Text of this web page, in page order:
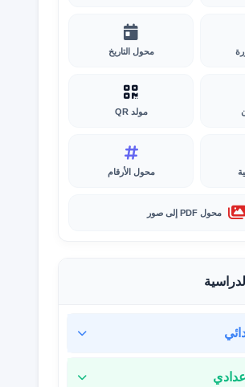
محول التاريخ
مولد QR
محول الأرقام
محول PDF إلى صور